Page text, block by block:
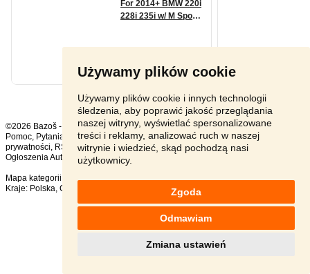
Używamy plików cookie
Używamy plików cookie i innych technologii
śledzenia, aby poprawić jakość przeglądania
naszej witryny, wyświetlać spersonalizowane
treści i reklamy, analizować ruch w naszej
witrynie i wiedzieć, skąd pochodzą nasi
użytkownicy.
Zgoda
Odmawiam
Zmiana ustawień
©2026 Bazoš -
sprzedam, ogłoszenia
Pomoc, Pytania Komentarze,Kontakt ,Reklama,Regulamin ,Polityka
prywatności, RSS
Ogłoszenia Auto ogółem:1237, w ciągu 24 godzin:
Mapa kategorii
Popularne wyszukiwania
Kraje: Polska, Czechy